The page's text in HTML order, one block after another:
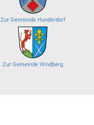
Zur Gemeinde Hunderdorf
Zur Gemeinde Windberg